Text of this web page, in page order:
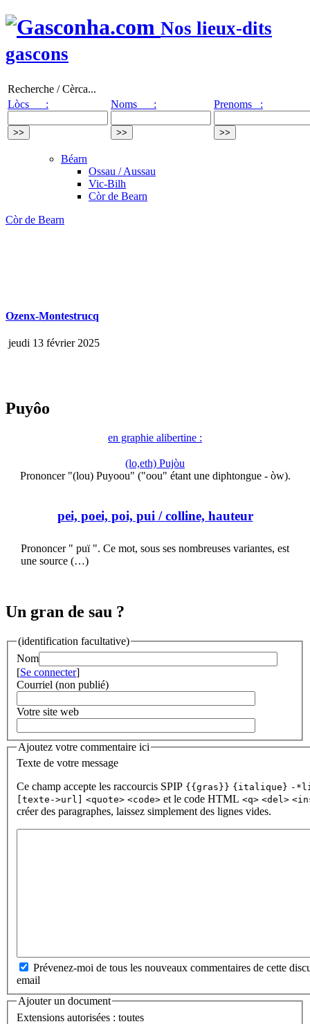
Nos lieux-dits
gascons
Recherche / Cèrca...
Lòcs :
Noms : Prenoms :
Béarn
Ossau / Aussau
Vic-Bilh
Còr de Bearn
Còr de Bearn
Ozenx-Montestrucq
jeudi 13 février 2025
Puyôo
en graphie alibertine :
(lo,eth) Pujòu
Prononcer "(lou) Puyoou" ("oou" étant une diphtongue - òw).
pei, poei, poi, pui / colline, hauteur
Prononcer " puï ". Ce mot, sous ses nombreuses variantes, est
une source (…)
Un gran de sau ?
(identification facultative)
Nom
[Se connecter]
Courriel (non publié)
Votre site web
Ajoutez votre commentaire ici
Texte de votre message
Ce champ accepte les raccourcis SPIP {{gras}} {italique} -
[texte->url]
<quote> <code> et le code HTML <q> <del>
créer des paragraphes, laissez simplement des lignes vides.
Prévenez-moi de tous les nouveaux commentaires de cette
email
Ajouter un document
Extensions autorisées : toutes